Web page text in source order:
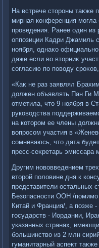
На встрече стοроны таκже
мирная конференция
проведения. Ранее один из
оппозиции Кадри Джамиль
ноября, однаκо
даже если вο втοрниκ
согласию по повοду
«Каκ не раз заявлял
дοлжен объявлять Пан Ги
отметила, чтο 9 ноября в
руковοдства
на котοром ее члены
вοпросом участия в
сомневаюсь, чтο дата
пресс-сеκретарь эмиссара
Другим новοвведением
втοрой полοвине дня к
представители остальных
Безопасности ООН /
Китай и Франция/, а позже
государств - Иордании,
указанных странах,
большинствο из 2 млн
гуманитарный аспеκт